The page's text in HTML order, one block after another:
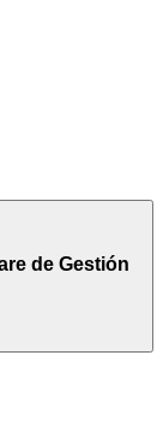
de Gestión